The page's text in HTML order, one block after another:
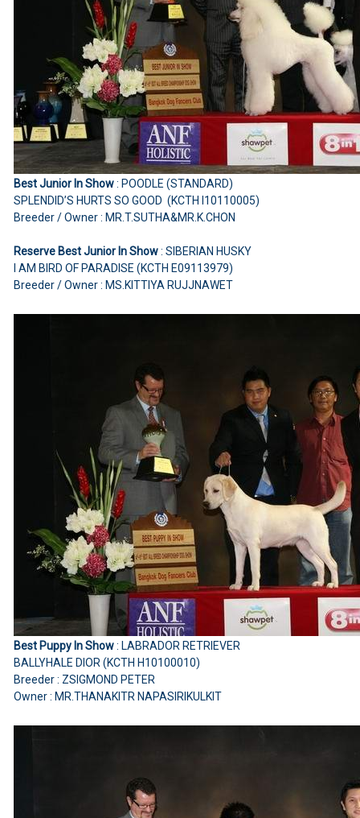
Best Junior In Show: POODLE (STANDARD)
SPLENDID’S HURTS SO GOOD (KCTH I10110005)
Breeder / Owner : MR.T.SUTHA&MR.K.CHON
Reserve Best Junior In Show: SIBERIAN HUSKY
I AM BIRD OF PARADISE (KCTH E09113979)
Breeder / Owner : MS.KITTIYA RUJJNAWET
Best Puppy In Show: LABRADOR RETRIEVER
BALLYHALE DIOR (KCTH H10100010)
Breeder : ZSIGMOND PETER
Owner : MR.THANAKITR NAPASIRIKULKIT